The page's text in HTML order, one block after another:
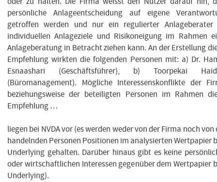
persönliche Anlageentscheidung auf eigene
getroffen werden und nur ein regulierter Anlageberater
individuellen Anlageziele und Risikoneigung im Rahmen
Anlageberatung in Betracht ziehen kann. An der Erstellung
Empfehlung wirkten die folgenden Personen mit: a) Dr.
Esnaashari (Geschäftsführer), b) Toorpekai
(Büromanagement). Mögliche Interessenskonflikte der
beziehungsweise der beteiligten Personen im Rahmen
Empfehlung …
liegen bei NVDA vor (es werden weder von der Firma noch von
handelnden Personen Positionen im analysierten Wertpapier
Underlying gehalten. Darüber hinaus gibt es keine
oder wirtschaftlichen Interessen gegenüber dem Wertpapier
Underlying).